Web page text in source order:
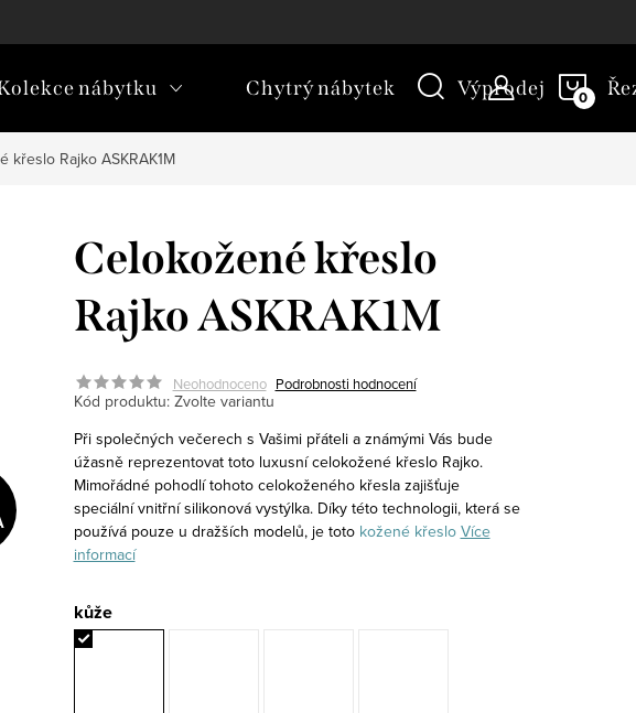
nábytku Chytrý nábytek Výprodej
křeslo Rajko ASKRAK1M
Celokožené křeslo
Rajko ASKRAK1M
Neohodnoceno Podrobnosti hodnocení
Kód produktu: Zvolte variantu
Při společných večerech s Vašimi přáteli a známými Vás bude
úžasně reprezentovat toto luxusní celokožené křeslo Rajko.
Mimořádné pohodlí tohoto celokoženého křesla zajišťuje
speciální vnitřní silikonová vystýlka. Díky této technologii, která se
používá pouze u dražších modelů, je toto kožené křeslo Více
informací
kůže